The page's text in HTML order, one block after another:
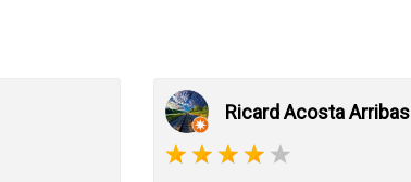
Ricard Acosta Arribas